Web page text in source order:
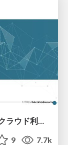
クラウドセキュリティ入門 ～安全なクラウド利用のための基礎知識～
9 7.7k